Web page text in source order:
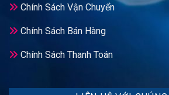
Chính Sách Vận Chuyển
Chính Sách Bán Hàng
Chính Sách Thanh Toán